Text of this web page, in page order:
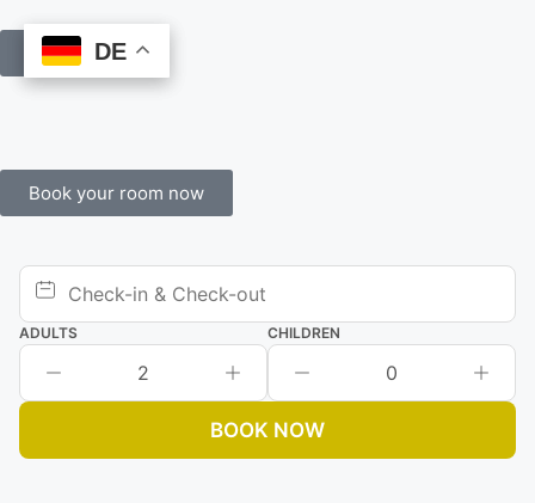
Book Online
Book your room now
ADULTS
2
CHILDREN
0
BOOK NOW
DE
DE